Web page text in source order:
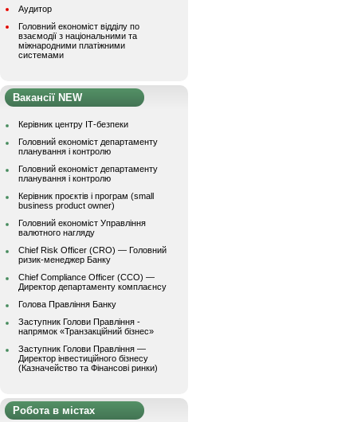
Аудитор
Головний економіст відділу по
взаємодії з національними та
міжнародними платіжними
системами
Вакансії NEW
Керівник центру ІТ-безпеки
Головний економіст департаменту
планування і контролю
Головний економіст департаменту
планування і контролю
Керівник проєктів і програм (small
business product owner)
Головний економіст Управління
валютного нагляду
Chief Risk Officer (CRO) — Головний
ризик-менеджер Банку
Chief Compliance Officer (CCO) —
Директор департаменту комплаєнсу
Голова Правління Банку
Заступник Голови Правління -
напрямок «Транзакційний бізнес»
Заступник Голови Правління —
Директор інвестиційного бізнесу
(Казначейство та Фінансові ринки)
Робота в містах